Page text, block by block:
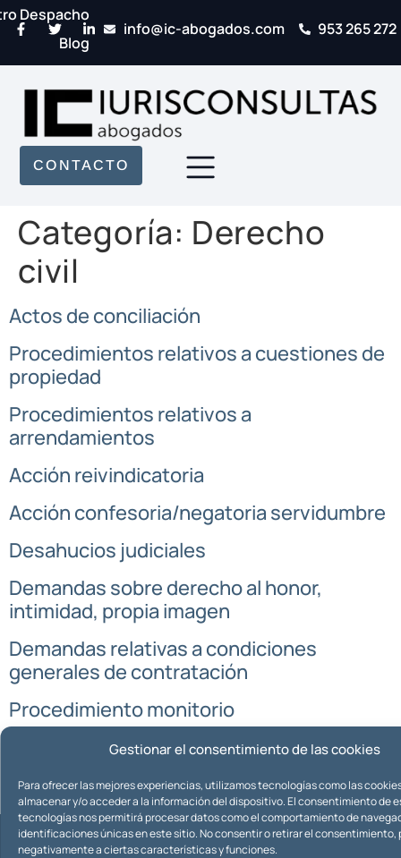
Gestionar el consentimiento de las cookies
Para ofrecer las mejores experiencias, utilizamos tecnologías como las
almacenar y/o acceder a la información del dispositivo. El consentimiento de
tecnologías nos permitirá procesar datos como el comportamiento de
identificaciones únicas en este sitio. No consentir o retirar el consentimiento,
negativamente a ciertas características y funciones.
Despacho
Blog
info@ic-abogados.com 953 265 272
CONTACTO
Categoría: Derecho
civil
Actos de conciliación
Procedimientos relativos a cuestiones de
propiedad
Procedimientos relativos a
arrendamientos
Acción reivindicatoria
Acción confesoria/negatoria servidumbre
Desahucios judiciales
Demandas sobre derecho al honor,
intimidad, propia imagen
Demandas relativas a condiciones
generales de contratación
Procedimiento monitorio
Modificación de medidas
Siguiente→